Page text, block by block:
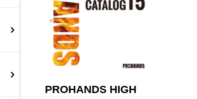
PROHANDS HIGH